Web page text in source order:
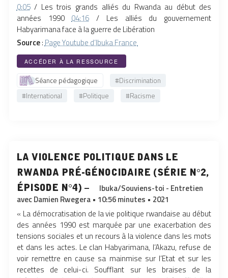
0:05/ Les trois grands alliés du Rwanda au début des
années 199004:16 / Les alliés du gouvernement
Habyarimana face à la guerre de Libération
Source:Page Youtube d’Ibuka France
ACCÉDER À LA RESSOURCE
Séance pédagogique
#Discrimination
#International
#Politique #Racisme
la violence politique dans le
rwanda pré-génocidaire (série n°2,
épisode n°4) –
Ibuka/Souviens-toi - Entretien
avec Damien Rwegera • 10:56 minutes • 2021
« La démocratisation de la vie politique rwandaise au début
des années 1990 est marquée par une exacerbation des
tensions sociales et un recours à la violence dans les mots
et dans les actes. Le clan Habyarimana, l’Akazu, refuse de
voir remettre en cause sa mainmise sur l’Etat et sur les
recettes de celui-ci. Soufflant sur les braises de la